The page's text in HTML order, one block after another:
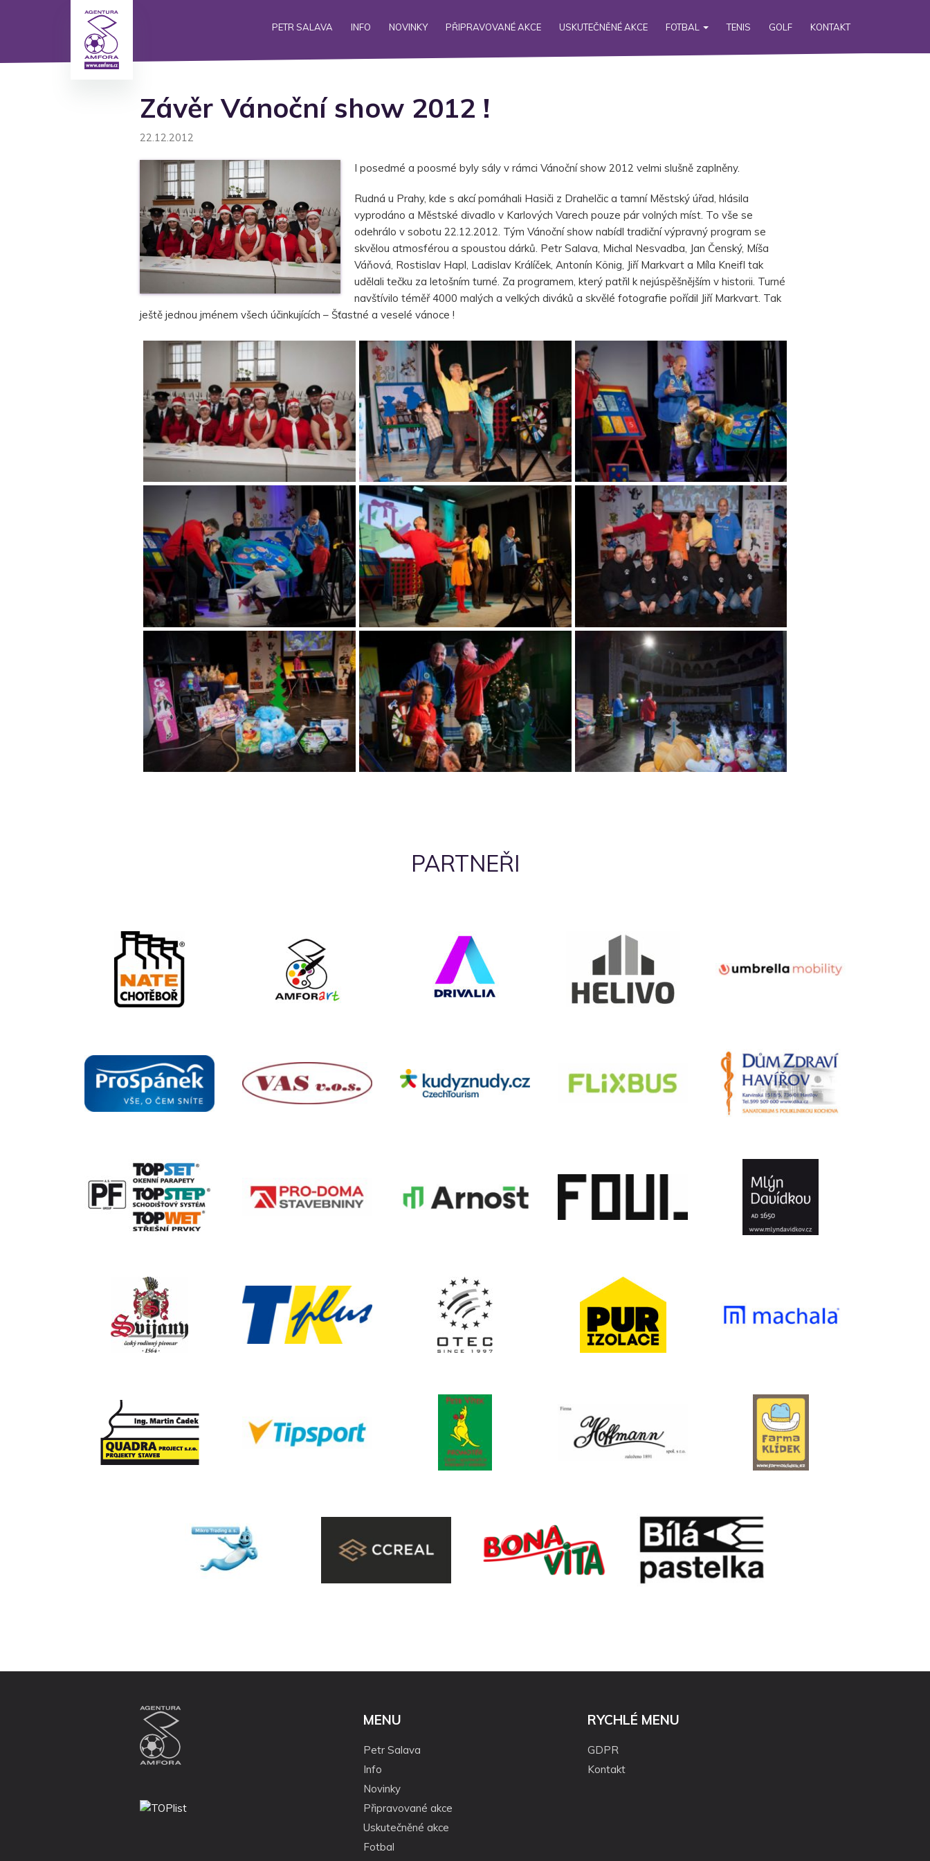
PETR SALAVA INFO NOVINKY PŘIPRAVOVANÉ AKCE USKUTEČNĚNÉ AKCE FOTBAL TENIS GOLF KONTAKT
Závěr Vánoční show 2012 !
22.12.2012
I posedmé a poosmé byly sály v rámci Vánoční show 2012 velmi slušně zaplněny.
Rudná u Prahy, kde s akcí pomáhali Hasiči z Drahelčic a tamní Městský úřad, hlásila
vyprodáno a Městské divadlo v Karlových Varech pouze pár volných míst. To vše se
odehrálo v sobotu 22.12.2012. Tým Vánoční show nabídl tradiční výpravný program se
skvělou atmosférou a spoustou dárků. Petr Salava, Michal Nesvadba, Jan Čenský, Míša
Váňová, Rostislav Hapl, Ladislav Králíček, Antonín König, Jiří Markvart a Míla Kneifl tak
udělali tečku za letošním turné. Za programem, který patřil k nejúspěšnějším v historii. Turné
navštívilo téměř 4000 malých a velkých diváků a skvělé fotografie pořídil Jiří Markvart. Tak
ještě jednou jménem všech účinkujících – Šťastné a veselé vánoce !
PARTNEŘI
MENU
Petr Salava
Info
Novinky
Připravované akce
Uskutečněné akce
Fotbal
RYCHLÉ MENU
GDPR
Kontakt